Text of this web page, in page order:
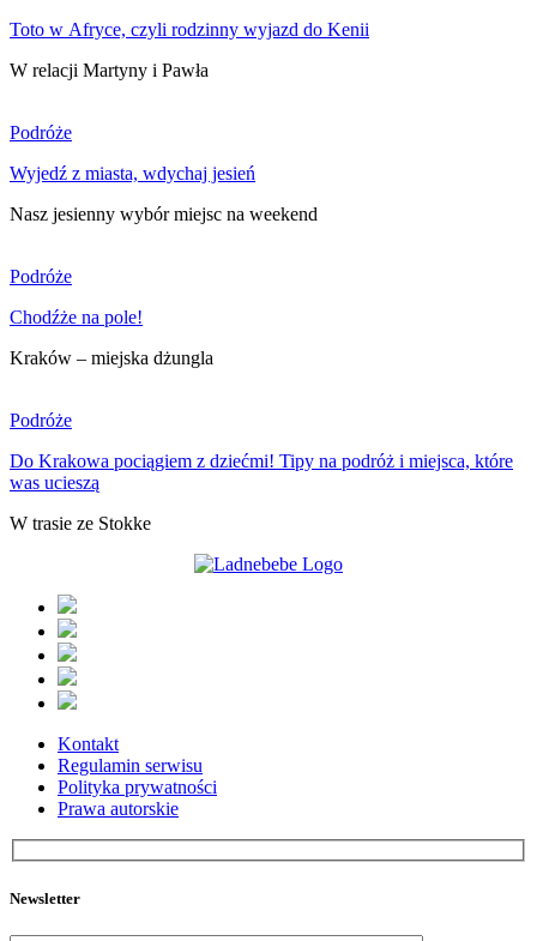
Toto w Afryce, czyli rodzinny wyjazd do Kenii
W relacji Martyny i Pawła
Podróże
Wyjedź z miasta, wdychaj jesień
Nasz jesienny wybór miejsc na weekend
Podróże
Chodźże na pole!
Kraków – miejska dżungla
Podróże
Do Krakowa pociągiem z dziećmi! Tipy na podróż i miejsca, które
was ucieszą
W trasie ze Stokke
Kontakt
Regulamin serwisu
Polityka prywatności
Prawa autorskie
Newsletter